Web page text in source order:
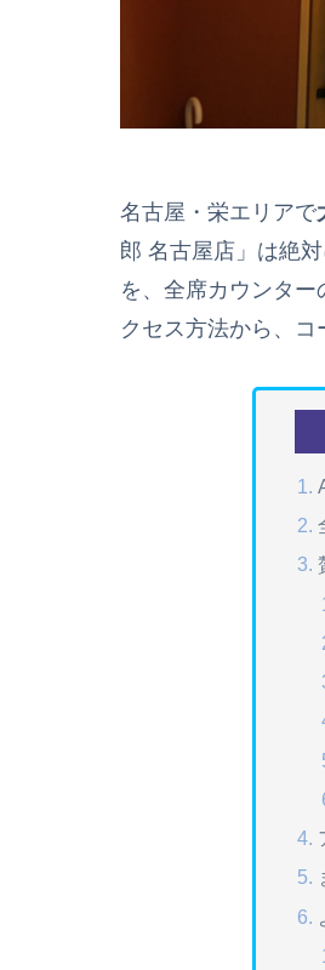
名古屋・栄エリアで
郎 名古屋店」は絶
を、全席カウンタ
クセス方法から、コ